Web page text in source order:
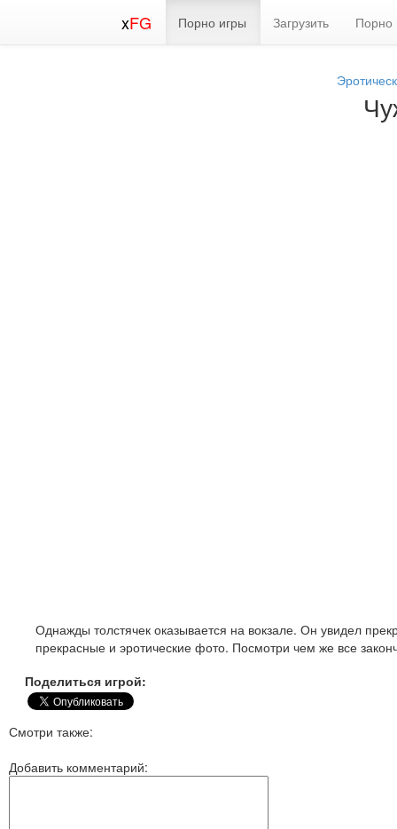
xFG Порно игры Загрузить Порно
Однажды толстячек оказывается на вокзале. Он увидел
прекрасные и эротические фото. Посмотри чем же все
Поделиться игрой:
Смотри также:
Добавить комментарий: